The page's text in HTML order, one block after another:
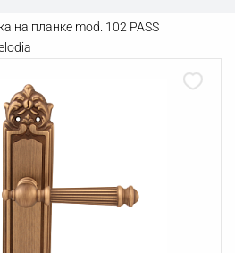
на планке mod. 102 PASS